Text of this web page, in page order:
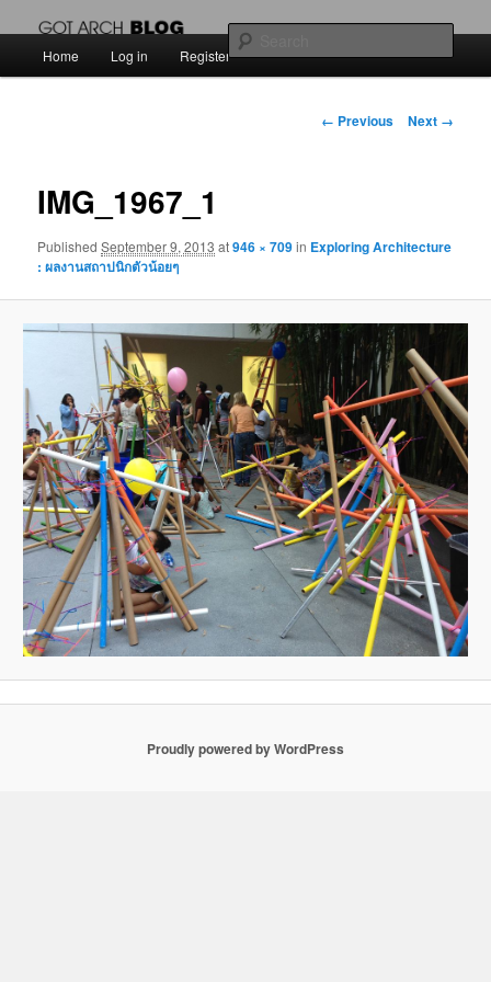
Skip
content
Home Log in Register
Image
← Previous Next →
IMG_1967_1
PublishedSeptember 9, 2013 at946 × 709in Exploring Architecture
: ผลงานสถาปนิกตัวน้อยๆ
Proudly powered by WordPress